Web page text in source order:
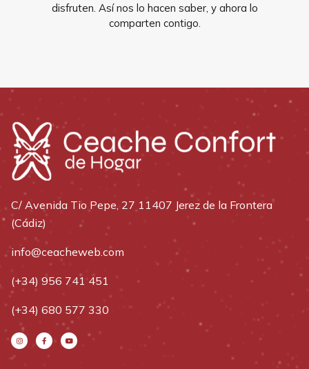
disfruten. Así nos lo hacen saber, y ahora lo
comparten contigo.
C/ Avenida Tio Pepe, 27 11407 Jerez de la Frontera
(Cádiz)
info@ceacheweb.com
(+34) 956 741 451
(+34) 680 577 330